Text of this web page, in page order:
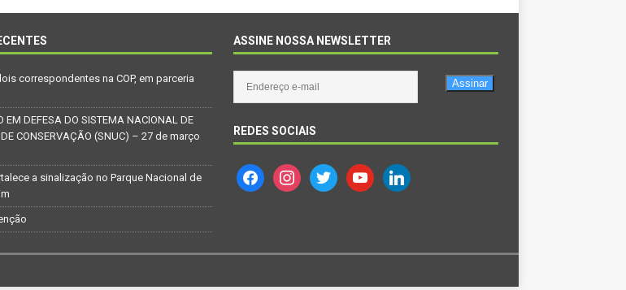
CIDADANIA
com Araucárias nos estados do
com que aves percam o habitat natural
correspondentes na COP, em parceria
EM DEFESA DO SISTEMA NACIONAL DE
CONSERVAÇÃO (SNUC) – 27 de março
a sinalização no Parque Nacional de
ASSINE NOSSA NEWSLETTER
Assinar
REDES SOCIAIS